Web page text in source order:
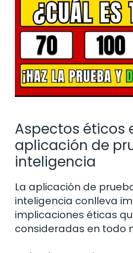
Aspectos éticos
aplicación de
inteligencia
La aplicación de
inteligencia conlleva
implicaciones éticas
consideradas en todo